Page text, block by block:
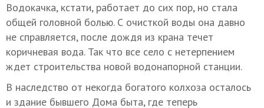
Водокачка, кстати, работает до сих пор, но стала
общей головной болью. С очисткой воды она давно
не справляется, после дождя из крана течет
коричневая вода. Так что все село с нетерпением
ждет строительства новой водонапорной станции.
В наследство от некогда богатого колхоза осталось
и здание бывшего Дома быта, где теперь